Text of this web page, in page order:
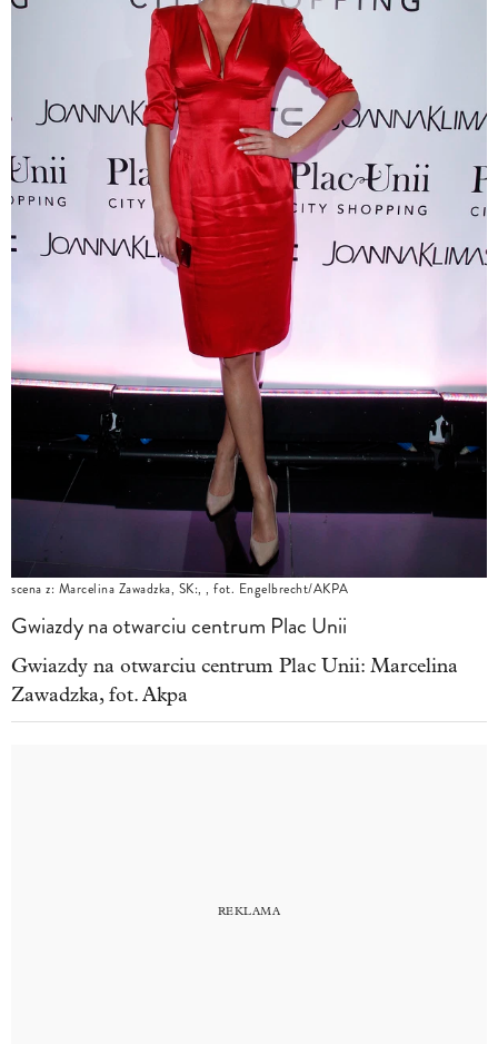
scena z: Marcelina Zawadzka, SK:, , fot. Engelbrecht/AKPA
Gwiazdy na otwarciu centrum Plac Unii
Gwiazdy na otwarciu centrum Plac Unii: Marcelina
Zawadzka, fot. Akpa